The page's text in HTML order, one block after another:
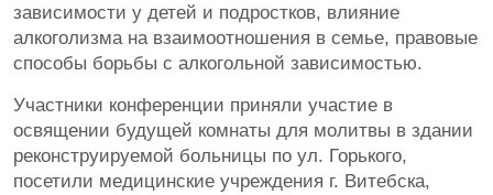
зависимости у детей и подростков, влияние
алкоголизма на взаимоотношения в семье, правовые
способы борьбы с алкогольной зависимостью.
Участники конференции приняли участие в
освящении будущей комнаты для молитвы в здании
реконструируемой больницы по ул. Горького,
посетили медицинские учреждения г. Витебска,